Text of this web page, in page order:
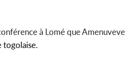
à Lomé que Amenuveve
togolaise.
modèle ivoirien et veu...